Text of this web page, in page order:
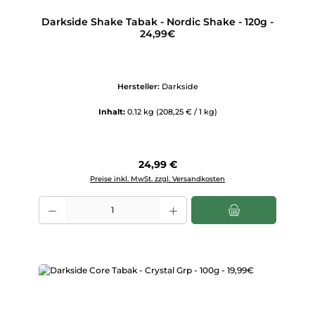
Darkside Shake Tabak - Nordic Shake - 120g -
24,99€
Hersteller: Darkside
Inhalt: 0.12 kg (208,25 € / 1 kg)
Regulärer Preis:
24,99 €
Preise inkl. MwSt. zzgl. Versandkosten
Produkt Anzahl: Gib den gewünschten Wert ein oder benutze die